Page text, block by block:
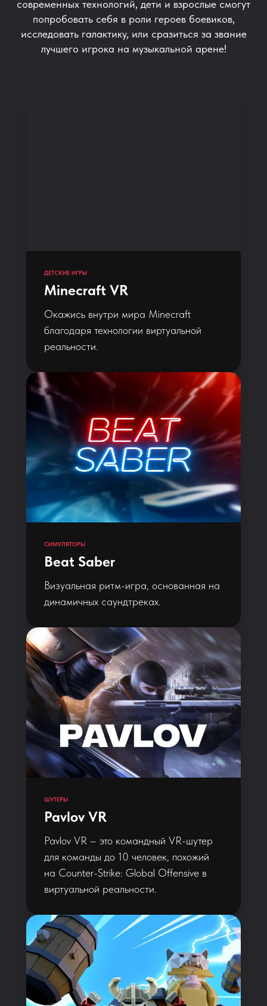
современных технологий, дети и взрослые смогут
попробовать себя в роли героев боевиков,
исследовать галактику, или сразиться за звание
лучшего игрока на музыкальной арене!
ДЕТСКИЕ ИГРЫ
Minecraft VR
Окажись внутри мира Minecraft
благодаря технологии виртуальной
реальности.
СИМУЛЯТОРЫ
Beat Saber
Визуальная ритм-игра, основанная на
динамичных саундтреках.
ШУТЕРЫ
Pavlov VR
Pavlov VR – это командный VR-шутер
для команды до 10 человек, похожий
на Counter-Strike: Global Offensive в
виртуальной реальности.